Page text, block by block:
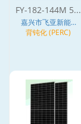
FY-182-144M 5...
嘉兴市飞亚新能...
背钝化 (PERC)